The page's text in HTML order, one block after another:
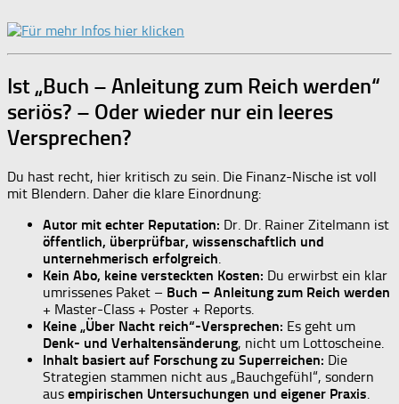
Ist „Buch – Anleitung zum Reich werden“
seriös? – Oder wieder nur ein leeres
Versprechen?
Du hast recht, hier kritisch zu sein. Die Finanz-Nische ist voll
mit Blendern. Daher die klare Einordnung:
Autor mit echter Reputation: Dr. Dr. Rainer Zitelmann ist
öffentlich, überprüfbar, wissenschaftlich und
unternehmerisch erfolgreich.
Kein Abo, keine versteckten Kosten: Du erwirbst ein klar
umrissenes Paket – Buch – Anleitung zum Reich werden
+ Master-Class + Poster + Reports.
Keine „Über Nacht reich“-Versprechen: Es geht um
Denk- und Verhaltensänderung, nicht um Lottoscheine.
Inhalt basiert auf Forschung zu Superreichen: Die
Strategien stammen nicht aus „Bauchgefühl“, sondern
aus empirischen Untersuchungen und eigener Praxis.